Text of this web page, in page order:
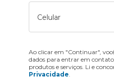
Celular
Ao clicar em "Continuar",
dados para entrar em
produtos e serviços. Li e
Privacidade